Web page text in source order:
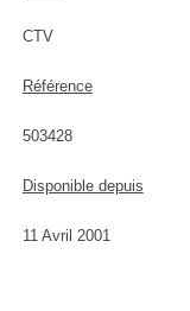
CTV
Référence
503428
Disponible depuis
11 Avril 2001